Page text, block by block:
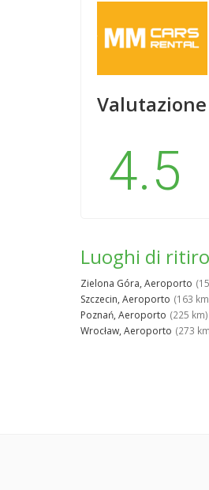
4.5
Luoghi di
Zielona Góra, Aeroporto
Szczecin, Aeroporto (163
Poznań, Aeroporto (225 km)
Wrocław, Aeroporto (273